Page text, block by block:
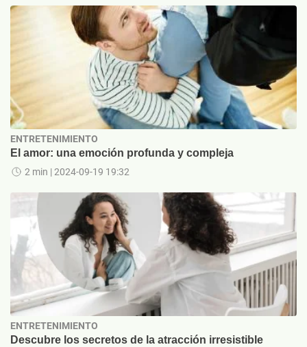
ENTRETENIMIENTO
El amor: una emoción profunda y compleja
2 min | 2024-09-19 19:32
ENTRETENIMIENTO
Descubre los secretos de la atracción irresistible